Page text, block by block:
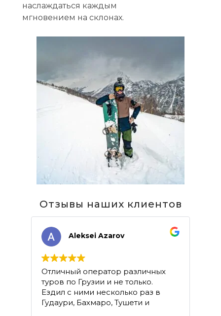
наслаждаться каждым
мгновением на склонах.
Отзывы наших клиентов
Aleksei Azarov
Отличный оператор различных
туров по Грузии и не только.
Ездил с ними несколько раз в
Гудаури, Бахмаро, Тушети и